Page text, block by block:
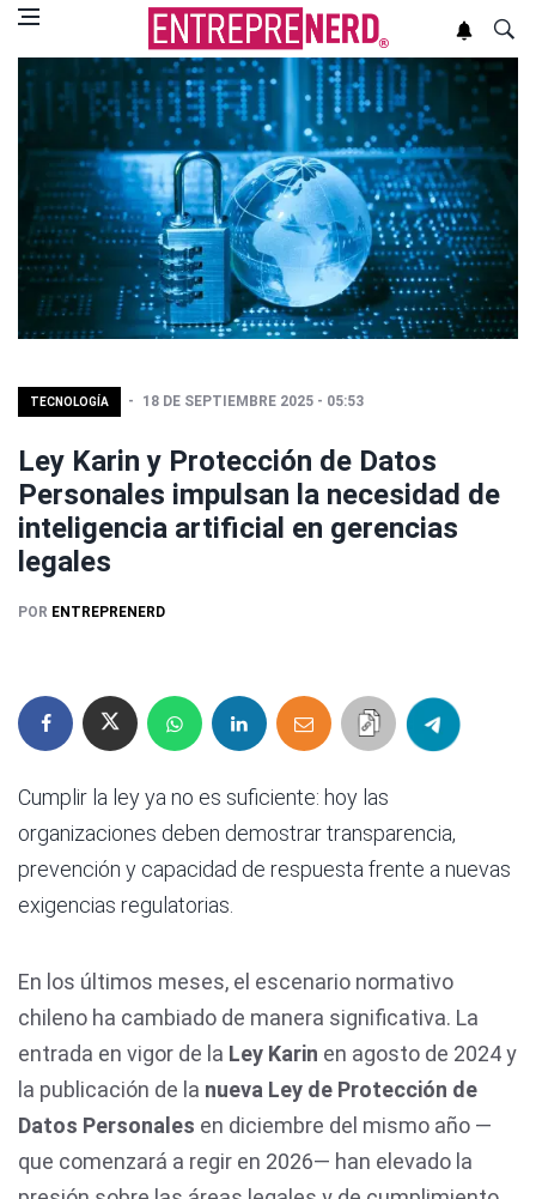
TECNOLOGÍA 18 DE SEPTIEMBRE 2025 - 05:53
Ley Karin y Protección de Datos
Personales impulsan la necesidad de
inteligencia artificial en gerencias
legales
POR ENTREPRENERD
Cumplir la ley ya no es suficiente: hoy las
organizaciones deben demostrar transparencia,
prevención y capacidad de respuesta frente a nuevas
exigencias regulatorias.
En los últimos meses, el escenario normativo
chileno ha cambiado de manera significativa. La
entrada en vigor de la Ley Karin en agosto de 2024 y
la publicación de la nueva Ley de Protección de
Datos Personales en diciembre del mismo año —
que comenzará a regir en 2026— han elevado la